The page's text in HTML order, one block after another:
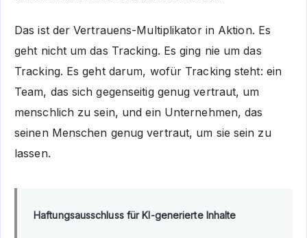
Das ist der Vertrauens-Multiplikator in Aktion. Es
geht nicht um das Tracking. Es ging nie um das
Tracking. Es geht darum, wofür Tracking steht: ein
Team, das sich gegenseitig genug vertraut, um
menschlich zu sein, und ein Unternehmen, das
seinen Menschen genug vertraut, um sie sein zu
lassen.
Haftungsausschluss für KI-generierte Inhalte